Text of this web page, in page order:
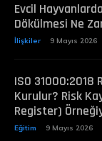
Evcil
Dökülmesi Ne
İlişkiler 9 Mayıs 2026
ISO 31000:2018
Kurulur? Risk
Register)
Eğitim 9 Mayıs 2026